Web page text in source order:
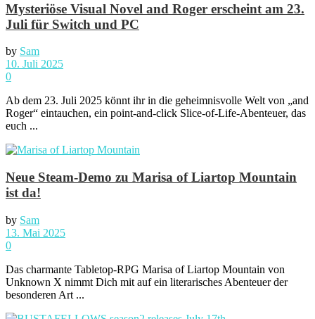
Mysteriöse Visual Novel and Roger erscheint am 23.
Juli für Switch und PC
by Sam
10. Juli 2025
0
Ab dem 23. Juli 2025 könnt ihr in die geheimnisvolle Welt von „and
Roger“ eintauchen, ein point-and-click Slice-of-Life-Abenteuer, das
euch ...
Neue Steam-Demo zu Marisa of Liartop Mountain
ist da!
by Sam
13. Mai 2025
0
Das charmante Tabletop-RPG Marisa of Liartop Mountain von
Unknown X nimmt Dich mit auf ein literarisches Abenteuer der
besonderen Art ...